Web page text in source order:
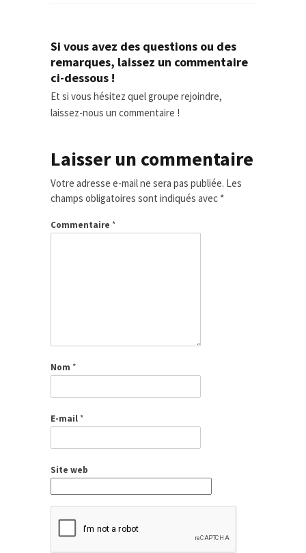
Si vous avez des questions ou des
remarques, laissez un commentaire
ci-dessous !
Et si vous hésitez quel groupe rejoindre,
laissez-nous un commentaire !
Laisser un commentaire
Votre adresse e-mail ne sera pas publiée. Les
champs obligatoires sont indiqués avec *
Commentaire *
Nom *
E-mail *
Site web